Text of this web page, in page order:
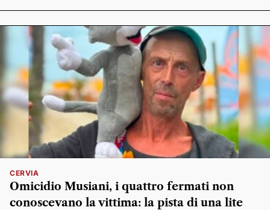
CERVIA
Omicidio Musiani, i quattro fermati non
conoscevano la vittima: la pista di una lite